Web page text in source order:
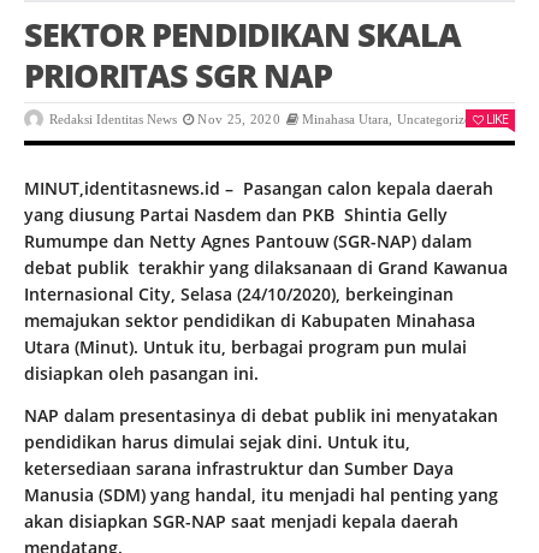
SEKTOR PENDIDIKAN SKALA
PRIORITAS SGR NAP
Redaksi Identitas News Nov 25, 2020 Minahasa Utara Uncategorized 0
LIKE
MINUT,identitasnews.id – Pasangan calon kepala daerah
yang diusung Partai Nasdem dan PKB Shintia Gelly
Rumumpe dan Netty Agnes Pantouw (SGR-NAP) dalam
debat publik terakhir yang dilaksanaan di Grand Kawanua
Internasional City, Selasa (24/10/2020), berkeinginan
memajukan sektor pendidikan di Kabupaten Minahasa
Utara (Minut). Untuk itu, berbagai program pun mulai
disiapkan oleh pasangan ini.
NAP dalam presentasinya di debat publik ini menyatakan
pendidikan harus dimulai sejak dini. Untuk itu,
ketersediaan sarana infrastruktur dan Sumber Daya
Manusia (SDM) yang handal, itu menjadi hal penting yang
akan disiapkan SGR-NAP saat menjadi kepala daerah
mendatang.